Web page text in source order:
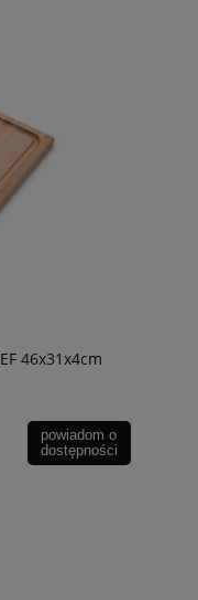
46x31x4cm
powiadom o
dostępności